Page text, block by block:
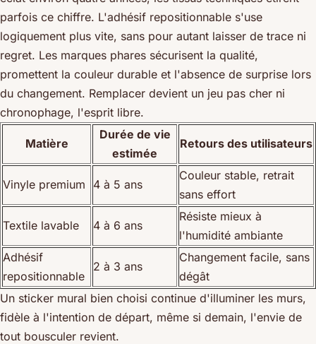
parfois ce chiffre. L'adhésif repositionnable s'use
logiquement plus vite, sans pour autant laisser de trace ni
regret. Les marques phares sécurisent la qualité,
promettent la couleur durable et l'absence de surprise lors
du changement. Remplacer devient un jeu pas cher ni
chronophage, l'esprit libre.
Matière
Durée de vie
estimée
Retours des utilisateurs
Vinyle premium 4 à 5 ans
Couleur stable, retrait
sans effort
Textile lavable 4 à 6 ans
Résiste mieux à
l'humidité ambiante
Adhésif
repositionnable
2 à 3 ans
Changement facile, sans
dégât
Un sticker mural bien choisi continue d'illuminer les murs,
fidèle à l'intention de départ, même si demain, l'envie de
tout bousculer revient.